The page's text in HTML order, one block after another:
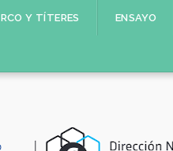
Y TÍTERES ENSAYO